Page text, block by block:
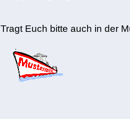
Tragt Euch bitte auch in der